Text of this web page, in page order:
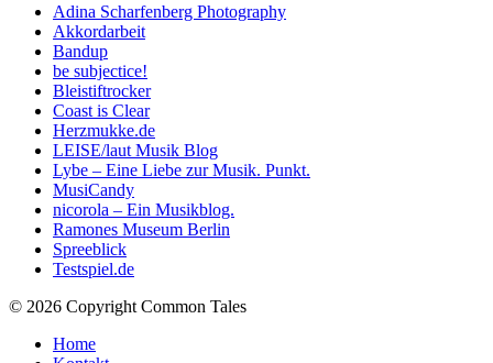
Adina Scharfenberg Photography
Akkordarbeit
Bandup
be subjectice!
Bleistiftrocker
Coast is Clear
Herzmukke.de
LEISE/laut Musik Blog
Lybe – Eine Liebe zur Musik. Punkt.
MusiCandy
nicorola – Ein Musikblog.
Ramones Museum Berlin
Spreeblick
Testspiel.de
© 2026 Copyright Common Tales
Home